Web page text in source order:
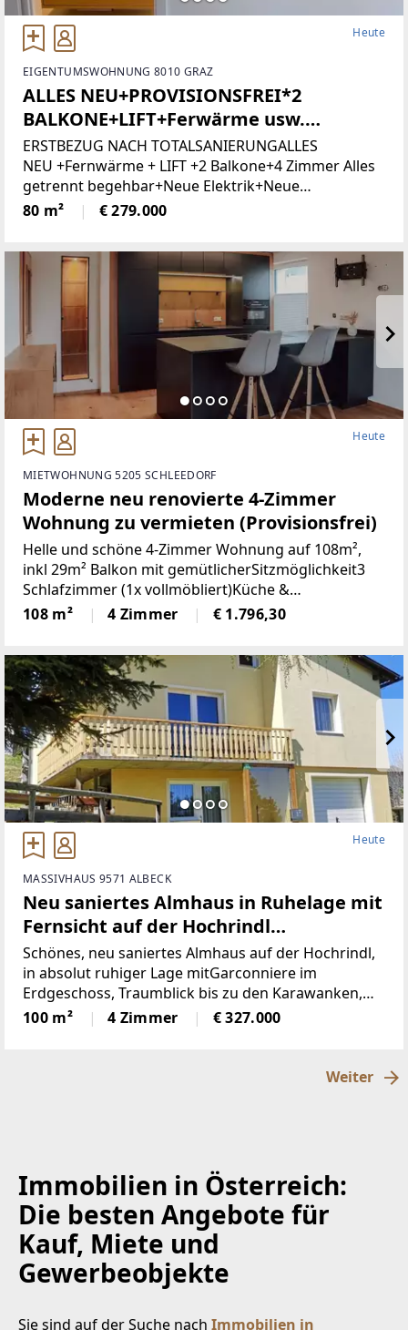
Heute
EIGENTUMSWOHNUNG 8010 GRAZ
ALLES NEU+PROVISIONSFREI*2
BALKONE+LIFT+Ferwärme usw.
(Provisionsfrei)
ERSTBEZUG NACH TOTALSANIERUNGALLES
NEU +Fernwärme + LIFT +2 Balkone+4 Zimmer Alles
getrennt begehbar+Neue Elektrik+Neue
Türen+Neues Bad+Neuer Parkett+Neue
80 m² € 279.000
Heute
MIETWOHNUNG 5205 SCHLEEDORF
Moderne neu renovierte 4-Zimmer
Wohnung zu vermieten (Provisionsfrei)
Helle und schöne 4-Zimmer Wohnung auf 108m²,
inkl 29m² Balkon mit gemütlicherSitzmöglichkeit3
Schlafzimmer (1x vollmöbliert)Küche &
Wohnbereich (Küche mit Steinplatte und
hochwertigen Geräten)Badezimmer (neu)WC (neu)2
108 m² 4 Zimmer € 1.796,30
Heute
MASSIVHAUS 9571 ALBECK
Neu saniertes Almhaus in Ruhelage mit
Fernsicht auf der Hochrindl
(Provisionsfrei)
Schönes, neu saniertes Almhaus auf der Hochrindl,
in absolut ruhiger Lage mitGarconniere im
Erdgeschoss, Traumblick bis zu den Karawanken,
Sonnenlage, hierscheint den ganzen Tag die Sonne,
über der Nebelgrenze, in 1600m Seehöhegelegen,
100 m² 4 Zimmer € 327.000
Weiter
Immobilien in Österreich:
Die besten Angebote für
Kauf, Miete und
Gewerbeobjekte
Sie sind auf der Suche nach Immobilien in